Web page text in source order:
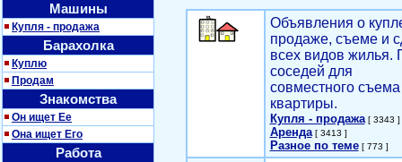
Машины
Купля - продажа
Барахолка
Куплю
Продам
Знакомства
Он ищет Ее
Она ищет Его
Работа
Объявления о
продаже, съеме и
всех видов жилья.
соседей для
совместного съема
квартиры.
Купля - продажа[ 3343 ]
Аренда[ 3413 ]
Разное по теме[ 773 ]